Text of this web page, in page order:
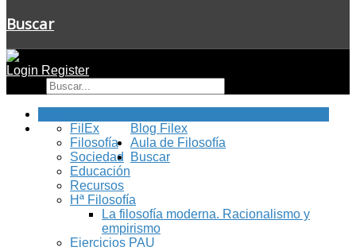
Buscar
Login Register
Blog Filex
FilEx
Filosofía
Sociedad
Educación
Recursos
Aula de Filosofía
Hª Filosofía
La filosofía moderna. Racionalismo y
empirismo
Ejercicios PAU
Buscar